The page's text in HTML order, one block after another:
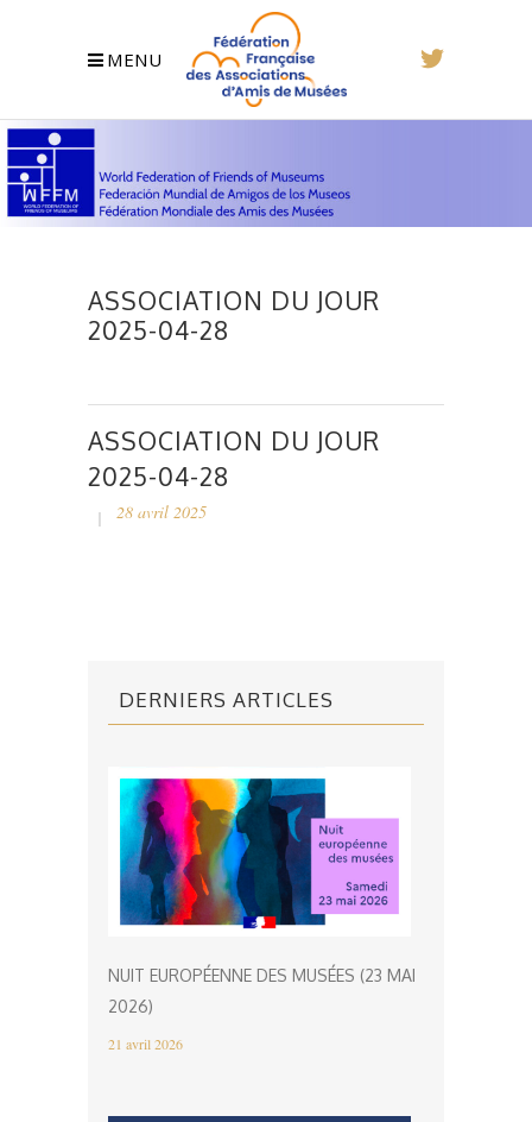
MENU
ASSOCIATION DU JOUR
2025-04-28
ASSOCIATION DU JOUR
2025-04-28
28 avril 2025
DERNIERS ARTICLES
NUIT EUROPÉENNE DES MUSÉES (23 MAI
2026)
21 avril 2026